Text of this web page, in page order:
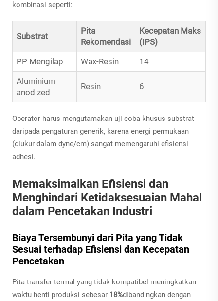
kombinasi seperti:
Substrat
Pita
Rekomendasi
Kecepatan Maks
(IPS)
PP Mengilap
Wax-Resin
14
Aluminium
anodized
Resin 6
Operator harus mengutamakan uji coba khusus substrat
daripada pengaturan generik, karena energi permukaan
(diukur dalam dyne/cm) sangat memengaruhi efisiensi
adhesi.
Memaksimalkan Efisiensi dan
Menghindari Ketidaksesuaian Mahal
dalam Pencetakan Industri
Biaya Tersembunyi dari Pita yang Tidak
Sesuai terhadap Efisiensi dan Kecepatan
Pencetakan
Pita transfer termal yang tidak kompatibel meningkatkan
waktu henti produksi sebesar 18%dibandingkan dengan